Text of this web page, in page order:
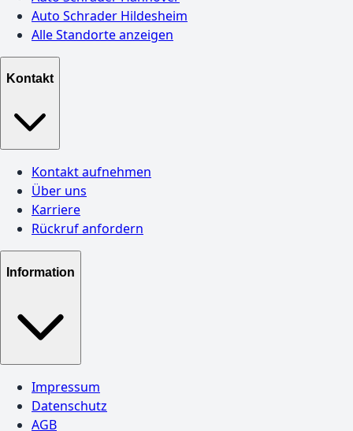
Auto Schrader Hildesheim
Alle Standorte anzeigen
Kontakt
Kontakt aufnehmen
Über uns
Karriere
Rückruf anfordern
Information
Impressum
Datenschutz
AGB